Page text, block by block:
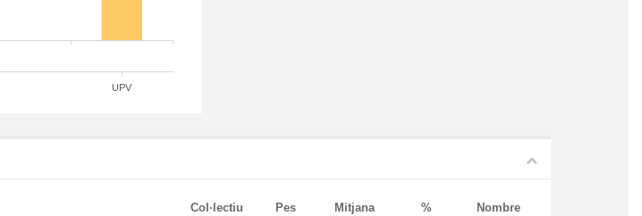
UPV
Col·lectiu Pes Mitjana
%
Nombre